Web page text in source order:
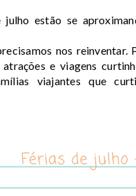
estão se
nos reinventar.
e viagens
viajantes que